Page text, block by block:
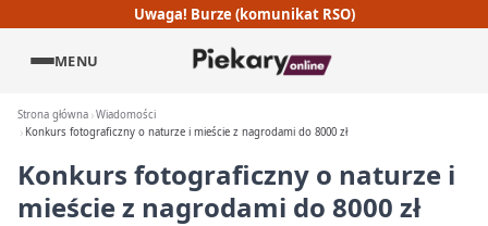
Uwaga! Burze (komunikat RSO)
MENU
Strona główna Wiadomości
Konkurs fotograficzny o naturze i mieście z nagrodami do 8000 zł
Konkurs fotograficzny o naturze i
mieście z nagrodami do 8000 zł